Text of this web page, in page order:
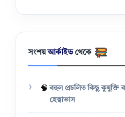
সংশয়আর্কাইভথেকে
🧠 বহুল প্রচলিত কিছু কুযুক্তি
হেত্বাভাস